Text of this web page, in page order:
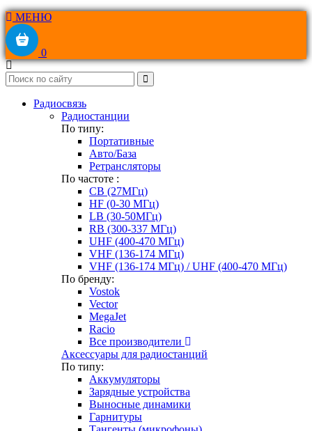
МЕНЮ
0
Радиосвязь
Радиостанции
По типу:
Портативные
Авто/База
Ретрансляторы
По частоте :
CB (27МГц)
HF (0-30 МГц)
LB (30-50МГц)
RB (300-337 МГц)
UHF (400-470 МГц)
VHF (136-174 МГц)
VHF (136-174 МГц) / UHF (400-470 МГц)
По бренду:
Vostok
Vector
MegaJet
Racio
Все производители
Аксессуары для радиостанций
По типу:
Аккумуляторы
Зарядные устройства
Выносные динамики
Гарнитуры